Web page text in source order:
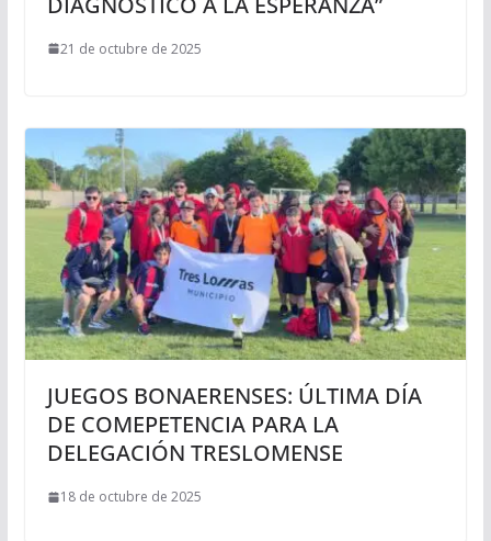
21 de octubre de 2025
JUEGOS BONAERENSES: ÚLTIMA DÍA
DE COMEPETENCIA PARA LA
DELEGACIÓN TRESLOMENSE
18 de octubre de 2025